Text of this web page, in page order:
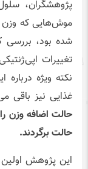
پژوهشگران،
موش‌هایی که وزن
شده بود، بررسی
تغییرات
نکته ویژه
غذایی نیز باقی
حالت اضافه وزن
حالت برگردند.
این پژوهش